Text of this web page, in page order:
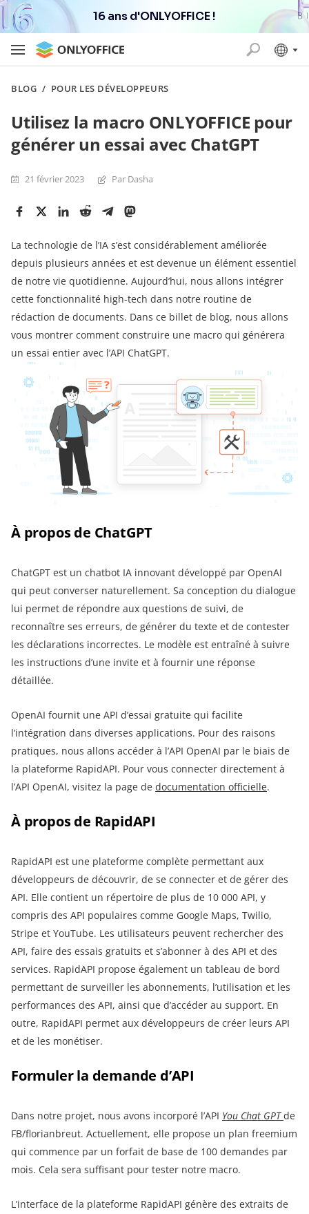
16 ans d'ONLYOFFICE !
BLOG / POUR LES DÉVELOPPEURS
Utilisez la macro ONLYOFFICE pour
générer un essai avec ChatGPT
21 février 2023 Par Dasha
La technologie de l’IA s’est considérablement améliorée
depuis plusieurs années et est devenue un élément essentiel
de notre vie quotidienne. Aujourd’hui, nous allons intégrer
cette fonctionnalité high-tech dans notre routine de
rédaction de documents. Dans ce billet de blog, nous allons
vous montrer comment construire une macro qui générera
un essai entier avec l’API ChatGPT.
À propos de ChatGPT
ChatGPT est un chatbot IA innovant développé par OpenAI
qui peut converser naturellement. Sa conception du dialogue
lui permet de répondre aux questions de suivi, de
reconnaître ses erreurs, de générer du texte et de contester
les déclarations incorrectes. Le modèle est entraîné à suivre
les instructions d’une invite et à fournir une réponse
détaillée.
OpenAI fournit une API d’essai gratuite qui facilite
l’intégration dans diverses applications. Pour des raisons
pratiques, nous allons accéder à l’API OpenAI par le biais de
la plateforme RapidAPI. Pour vous connecter directement à
l’API OpenAI, visitez la page de documentation officielle.
À propos de RapidAPI
RapidAPI est une plateforme complète permettant aux
développeurs de découvrir, de se connecter et de gérer des
API. Elle contient un répertoire de plus de 10 000 API, y
compris des API populaires comme Google Maps, Twilio,
Stripe et YouTube. Les utilisateurs peuvent rechercher des
API, faire des essais gratuits et s’abonner à des API et des
services. RapidAPI propose également un tableau de bord
permettant de surveiller les abonnements, l’utilisation et les
performances des API, ainsi que d’accéder au support. En
outre, RapidAPI permet aux développeurs de créer leurs API
et de les monétiser.
Formuler la demande d’API
Dans notre projet, nous avons incorporé l’API You Chat GPT de
FB/florianbreut. Actuellement, elle propose un plan freemium
qui commence par un forfait de base de 100 demandes par
mois. Cela sera suffisant pour tester notre macro.
L’interface de la plateforme RapidAPI génère des extraits de